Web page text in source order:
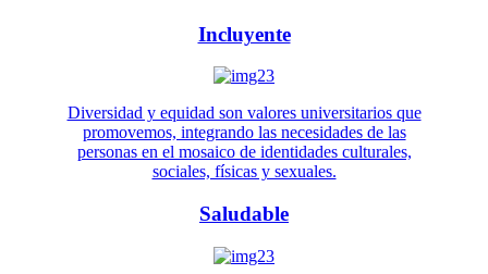
Incluyente
Diversidad y equidad son valores universitarios que
promovemos, integrando las necesidades de las
personas en el mosaico de identidades culturales,
sociales, físicas y sexuales.
Saludable